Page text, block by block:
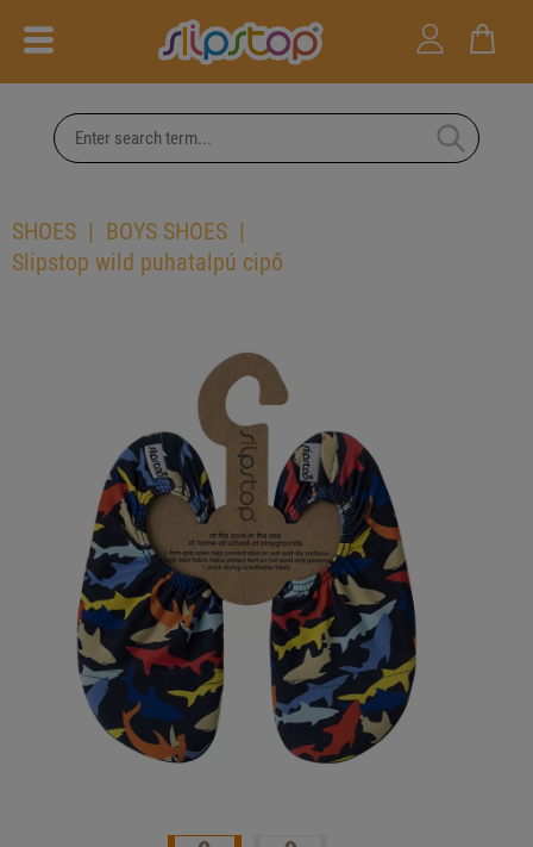
SHOES
BOYS SHOES
Slipstop wild puhatalpú cipő